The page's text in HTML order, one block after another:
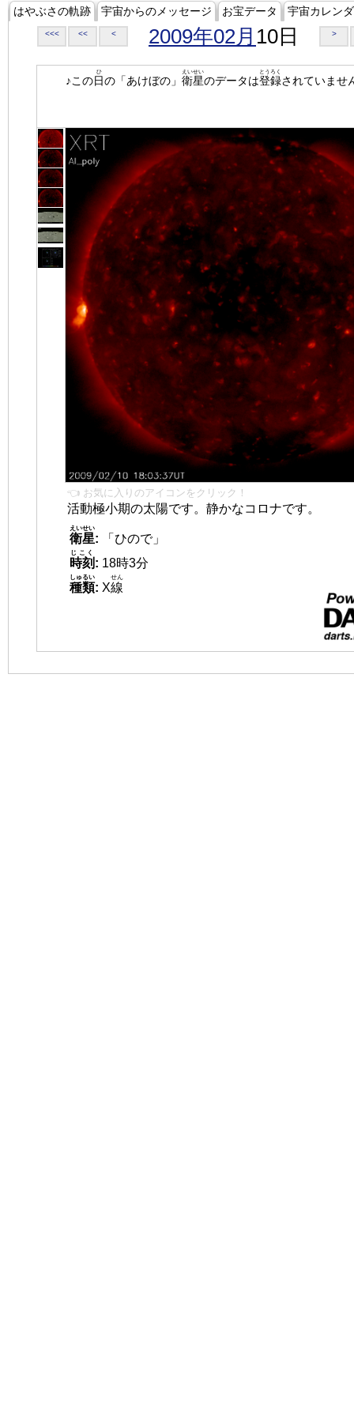
はやぶさの軌跡 宇宙からのメッセージ お宝データ 宇宙カレン
<<< << < 2009年02月 10日 >
♪この日
ひ
の「あけぼの」 衛星
えいせい
のデータは登録
とうろく
されていませ
👈 お気に入りのアイコンをクリック！
活動極小期の太陽です。静かなコロナです。
衛星
えいせい
:
「ひので」
時刻
じこく
: 18時3分
種類
しゅるい
: X線
せん